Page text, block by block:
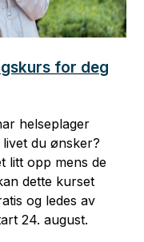
for deg
helseplager
du ønsker?
litt opp mens de
dette kurset
og ledes av
24. august.